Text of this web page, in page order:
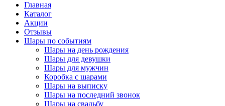
Главная
Каталог
Акции
Отзывы
Шары по событиям
Шары на день рождения
Шары для девушки
Шары для мужчин
Коробка с шарами
Шары на выписку
Шары на последний звонок
Шары на свадьбу